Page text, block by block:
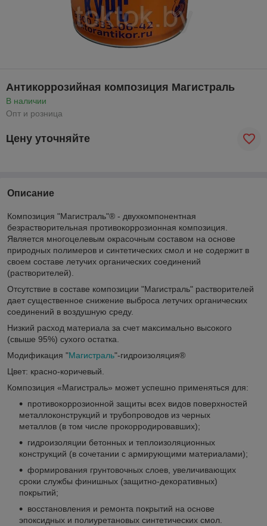
Антикоррозийная композиция Магистраль
В наличии
Опт и розница
Цену уточняйте
Описание
Композиция "Магистраль"® - двухкомпонентная
безрастворительная противокоррозионная композиция.
Является многоцелевым окрасочным составом на основе
природных полимеров и синтетических смол и не содержит в
своем составе летучих органических соединений
(растворителей).
Отсутствие в составе композиции "Магистраль" растворителей
дает существенное снижение выброса летучих органических
соединений в воздушную среду.
Низкий расход материала за счет максимально высокого
(свыше 95%) сухого остатка.
Модификация "Магистраль"-гидроизоляция®
Цвет: красно-коричевый.
Композиция «Магистраль» может успешно применяться для:
противокоррозионной защиты всех видов поверхностей
металлоконструкций и трубопроводов из черных
металлов (в том числе прокорродировавших);
гидроизоляции бетонных и теплоизоляционных
конструкций (в сочетании с армирующими материалами);
формирования грунтовочных слоев, увеличивающих
сроки службы финишных (защитно-декоративных)
покрытий;
восстановления и ремонта покрытий на основе
эпоксидных и полиуретановых синтетических смол.